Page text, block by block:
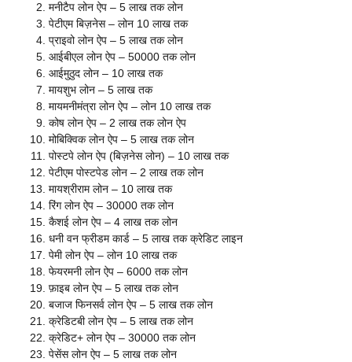
मनीटैप लोन ऐप – 5 लाख तक लोन
पेटीएम बिज़नेस – लोन 10 लाख तक
प्राइवो लोन ऐप – 5 लाख तक लोन
आईबीएल लोन ऐप – 50000 तक लोन
आईमुठुद लोन – 10 लाख तक
मायशुभ लोन – 5 लाख तक
मायमनीमंत्रा लोन ऐप – लोन 10 लाख तक
कोष लोन ऐप – 2 लाख तक लोन ऐप
मोबिक्विक लोन ऐप – 5 लाख तक लोन
पोस्टपे लोन ऐप (बिज़नेस लोन) – 10 लाख तक
पेटीएम पोस्टपेड लोन – 2 लाख तक लोन
मायश्रीराम लोन – 10 लाख तक
रिंग लोन ऐप – 30000 तक लोन
कैशई लोन ऐप – 4 लाख तक लोन
धनी वन फ्रीडम कार्ड – 5 लाख तक क्रेडिट लाइन
पेमी लोन ऐप – लोन 10 लाख तक
फेयरमनी लोन ऐप – 6000 तक लोन
फ़ाइब लोन ऐप – 5 लाख तक लोन
बजाज फिनसर्व लोन ऐप – 5 लाख तक लोन
क्रेडिटबी लोन ऐप – 5 लाख तक लोन
क्रेडिट+ लोन ऐप – 30000 तक लोन
पेसेंस लोन ऐप – 5 लाख तक लोन